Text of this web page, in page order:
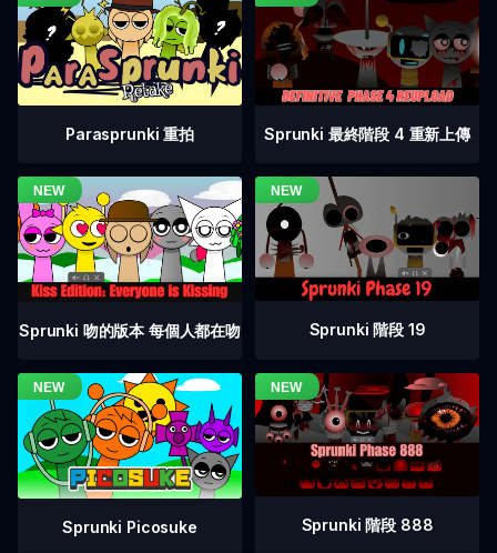
Parasprunki 重拍 Sprunki 最終階段 4 重新上傳
Sprunki 吻的版本 每個人都在吻 Sprunki 階段 19
Sprunki Picosuke Sprunki 階段 888